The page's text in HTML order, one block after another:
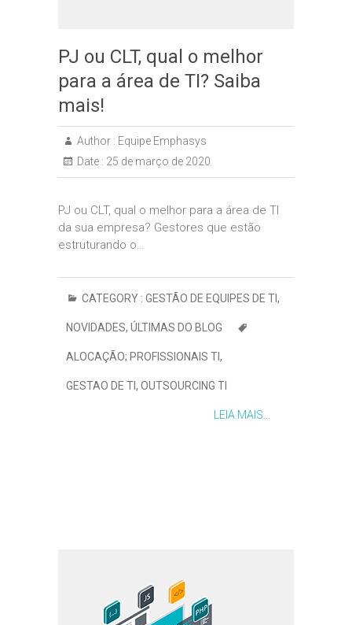
PJ ou CLT, qual o melhor
para a área de TI? Saiba
mais!
Author : Equipe Emphasys
Date : 25 de março de 2020
PJ ou CLT, qual o melhor para a área de TI
da sua empresa? Gestores que estão
estruturando o…
CATEGORY : GESTÃO DE EQUIPES DE TI,
NOVIDADES, ÚLTIMAS DO BLOG
ALOCAÇÃO; PROFISSIONAIS TI,
GESTAO DE TI, OUTSOURCING TI
LEIA MAIS...